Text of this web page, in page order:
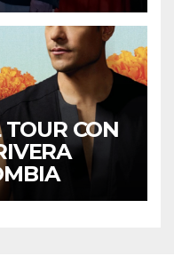
TOUR CON